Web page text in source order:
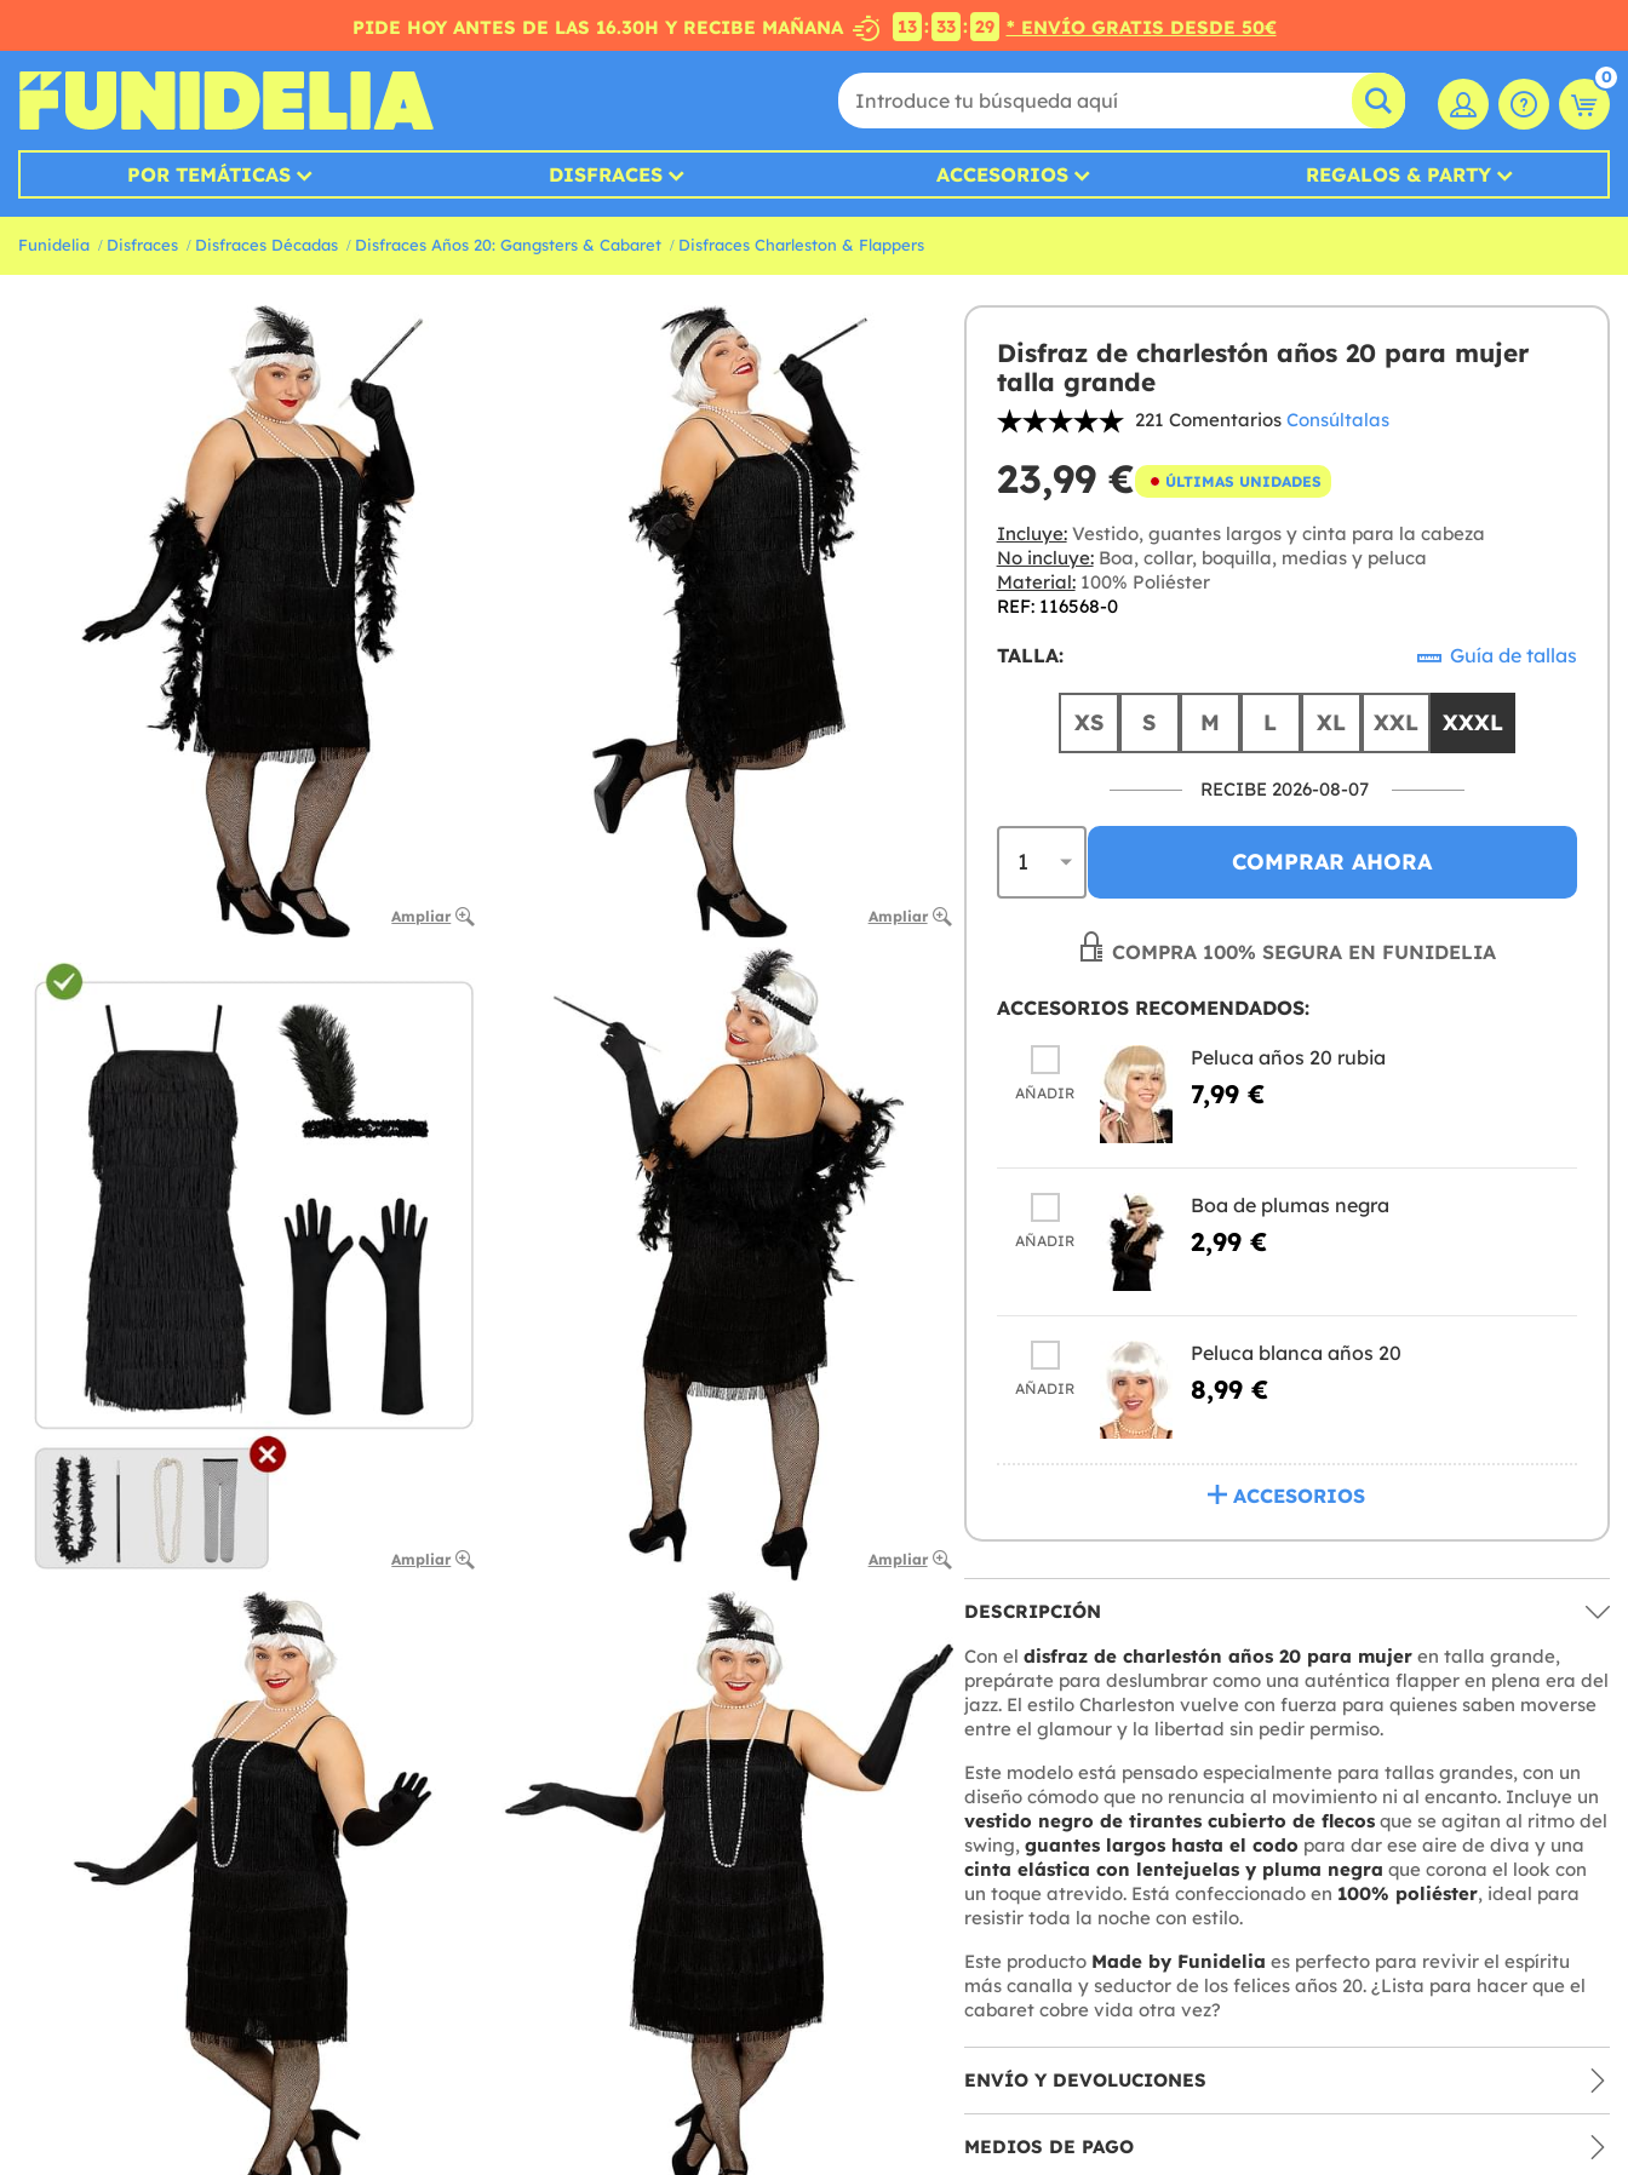
PIDE HOY ANTES DE LAS 16.30H Y RECIBE MAÑANA 13 : 33 : 28 * ENVÍO GRATIS DESDE 50€
0
POR TEMÁTICAS DISFRACES ACCESORIOS REGALOS & PARTY
Funidelia Disfraces Disfraces Décadas Disfraces Años 20: Gangsters & Cabaret Disfraces Charleston & Flappers
Ampliar Ampliar
Ampliar Ampliar
Disfraz de charlestón años 20 para mujer
talla grande
221 Comentarios Consúltalas
23,99 € ÚLTIMAS UNIDADES
Incluye:Vestido, guantes largos y cinta para la cabeza
No incluye:Boa, collar, boquilla, medias y peluca
Material:100% Poliéster
REF: 116568-0
TALLA: Guía de tallas
XS S M L XL XXL XXXL
RECIBE 2026-08-07
COMPRAR AHORA
COMPRA 100% SEGURA EN FUNIDELIA
ACCESORIOS RECOMENDADOS:
AÑADIR
Peluca años 20 rubia
7,99 €
AÑADIR
Boa de plumas negra
2,99 €
AÑADIR
Peluca blanca años 20
8,99 €
ACCESORIOS
DESCRIPCIÓN
Con el disfraz de charlestón años 20 para mujeren talla grande,
prepárate para deslumbrar como una auténtica flapper en plena era del
jazz. El estilo Charleston vuelve con fuerza para quienes saben moverse
entre el glamour y la libertad sin pedir permiso.
Este modelo está pensado especialmente para tallas grandes, con un
diseño cómodo que no renuncia al movimiento ni al encanto. Incluye un
vestido negro de tirantes cubierto de flecosque se agitan al ritmo del
swing, guantes largos hasta el codo para dar ese aire de diva y una
cinta elástica con lentejuelas y pluma negra que corona el look con
un toque atrevido. Está confeccionado en 100% poliéster, ideal para
resistir toda la noche con estilo.
Este producto Made by Funidelia es perfecto para revivir el espíritu
más canalla y seductor de los felices años 20. ¿Lista para hacer que el
cabaret cobre vida otra vez?
ENVÍO Y DEVOLUCIONES
MEDIOS DE PAGO